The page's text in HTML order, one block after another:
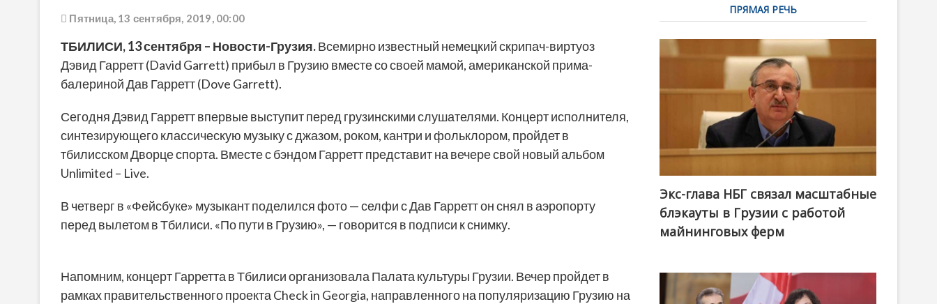
Пятница, 13 сентября, 2019, 00:00
ТБИЛИСИ, 13 сентября – Новости-Грузия.Всемирно известный немецкий скрипач-виртуоз
Дэвид Гарретт (David Garrett) прибыл в Грузию вместе со своей мамой, американской прима-
балериной Дав Гарретт (Dove Garrett).
Сегодня Дэвид Гарретт впервые выступит перед грузинскими слушателями. Концерт исполнителя,
синтезирующего классическую музыку с джазом, роком, кантри и фольклором, пройдет в
тбилисском Дворце спорта. Вместе с бэндом Гарретт представит на вечере свой новый альбом
Unlimited – Live.
В четверг в «Фейсбуке» музыкант поделился фото — селфи с Дав Гарретт он снял в аэропорту
перед вылетом в Тбилиси. «По пути в Грузию», — говорится в подписи к снимку.
Напомним, концерт Гарретта в Тбилиси организовала Палата культуры Грузии. Вечер пройдет в
рамках правительственного проекта Check in Georgia, направленного на популяризацию Грузию на
ПРЯМАЯ РЕЧЬ
Экс-глава НБГ связал масштабные
блэкауты в Грузии с работой
майнинговых ферм